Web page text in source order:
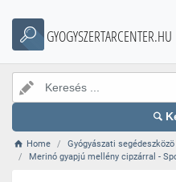
GYOGYSZERTARCENTER.HU
Home
Gyógyászati segédeszközö
Merinó gyapjú mellény cipzárral -